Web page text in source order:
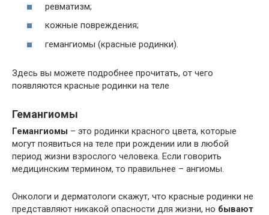
ревматизм;
кожные повреждения;
гемангиомы (красные родинки).
Здесь вы можете подробнее прочитать, от чего
появляются красные родинки на теле
Гемангиомы
Гемангиомы – это родинки красного цвета, которые
могут появиться на теле при рождении или в любой
период жизни взрослого человека. Если говорить
медицинским термином, то правильнее – ангиомы.
Онкологи и дерматологи скажут, что красные родинки не
представляют никакой опасности для жизни, но бывают